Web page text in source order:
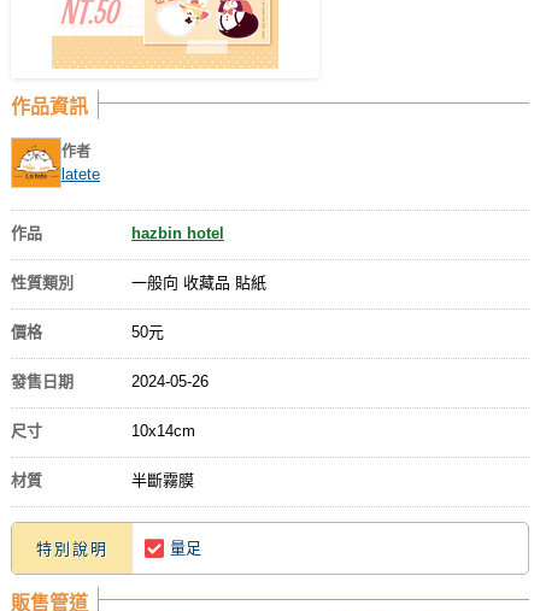
作品資訊
作者
latete
作品 hazbin hotel
性質類別 一般向 收藏品 貼紙
價格 50元
發售日期 2024-05-26
尺寸 10x14cm
材質 半斷霧膜
特別說明 量足
販售管道